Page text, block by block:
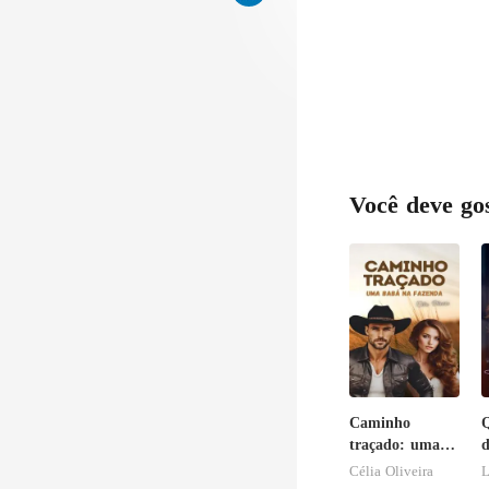
Você deve
Caminho
traçado: uma
babá na
Célia Oliveira